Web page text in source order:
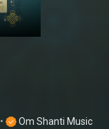
Om Shanti Music
•